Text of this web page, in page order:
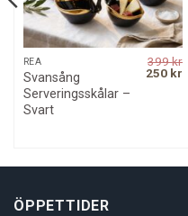
REA
Svansång
Serveringsskålar –
Svart
399kr
Original
250 kr
ÖPPETTIDER